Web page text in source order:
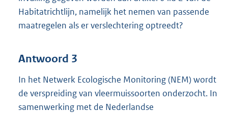
Habitatrichtlijn, namelijk het nemen van passende
maatregelen als er verslechtering optreedt?
Antwoord 3
In het Netwerk Ecologische Monitoring (NEM) wordt
de verspreiding van vleermuissoorten onderzocht. In
samenwerking met de Nederlandse